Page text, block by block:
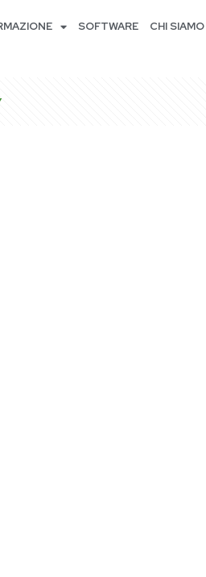
SOFTWARE CHI SIAMO